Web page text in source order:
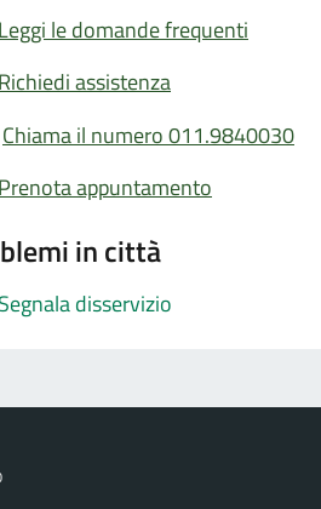
Leggi le domande frequenti
Richiedi assistenza
Chiama il numero 011.9840030
Prenota appuntamento
in città
Segnala disservizio